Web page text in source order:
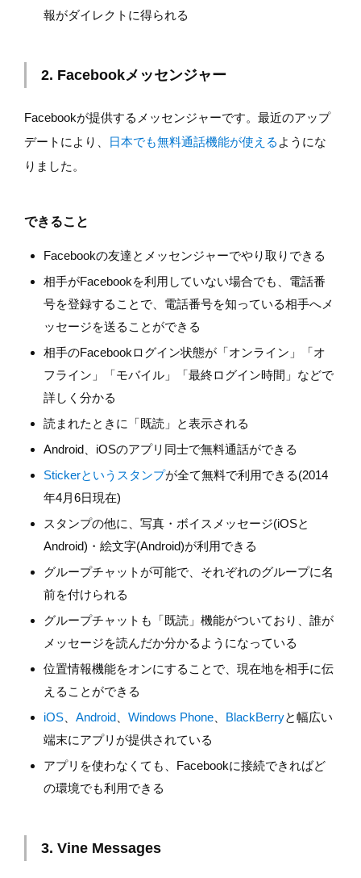
報がダイレクトに得られる
2. Facebookメッセンジャー
Facebookが提供するメッセンジャーです。最近のアップ
デートにより、
日本でも無料通話機能が使える ようにな
りました。
できること
Facebookの友達とメッセンジャーでやり取りできる
相手がFacebookを利用していない場合でも、電話番
号を登録することで、電話番号を知っている相手へメ
ッセージを送ることができる
相手のFacebookログイン状態が「オンライン」「オ
フライン」「モバイル」「最終ログイン時間」などで
詳しく分かる
読まれたときに「既読」と表示される
Android、iOSのアプリ同士で無料通話ができる
Stickerというスタンプが全て無料で利用できる(2014
年4月6日現在)
スタンプの他に、写真・ボイスメッセージ(iOSと
Android)・絵文字(Android)が利用できる
グループチャットが可能で、それぞれのグループに名
前を付けられる
グループチャットも「既読」機能がついており、誰が
メッセージを読んだか分かるようになっている
位置情報機能をオンにすることで、現在地を相手に伝
えることができる
iOS
Android Windows Phone BlackBerryと幅広い
端末にアプリが提供されている
アプリを使わなくても、Facebookに接続できればど
の環境でも利用できる
3. Vine Messages